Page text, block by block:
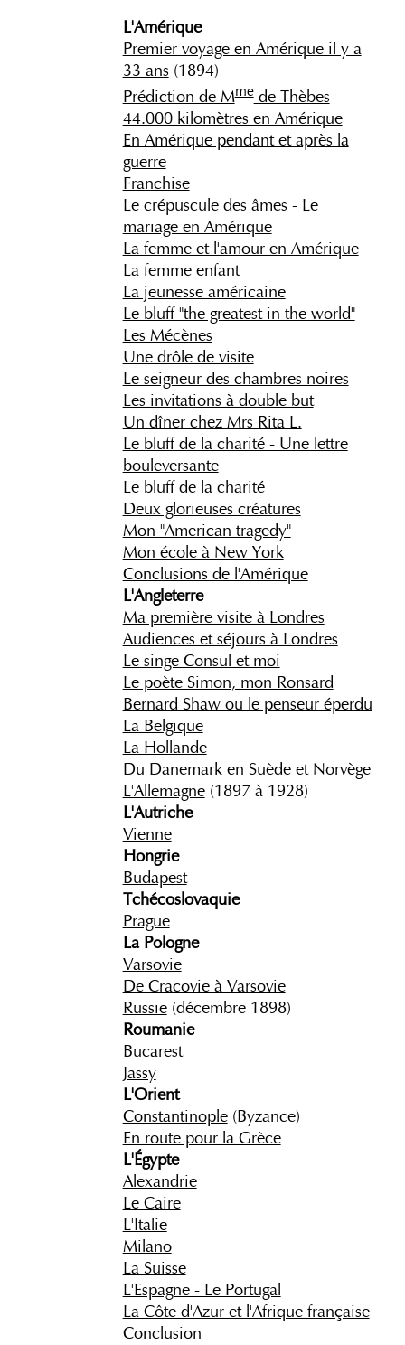
L'Amérique
Premier voyage en Amérique il y a
33 ans (1894)
Prédiction de Mmede Thèbes
44.000 kilomètres en Amérique
En Amérique pendant et après la
guerre
Franchise
Le crépuscule des âmes - Le
mariage en Amérique
La femme et l'amour en Amérique
La femme enfant
La jeunesse américaine
Le bluff "the greatest in the world"
Les Mécènes
Une drôle de visite
Le seigneur des chambres noires
Les invitations à double but
Un dîner chez Mrs Rita L.
Le bluff de la charité - Une lettre
bouleversante
Le bluff de la charité
Deux glorieuses créatures
Mon "American tragedy"
Mon école à New York
Conclusions de l'Amérique
L'Angleterre
Ma première visite à Londres
Audiences et séjours à Londres
Le singe Consul et moi
Le poète Simon, mon Ronsard
Bernard Shaw ou le penseur éperdu
La Belgique
La Hollande
Du Danemark en Suède et Norvège
L'Allemagne(1897 à 1928)
L'Autriche
Vienne
Hongrie
Budapest
Tchécoslovaquie
Prague
La Pologne
Varsovie
De Cracovie à Varsovie
Russie(décembre 1898)
Roumanie
Bucarest
Jassy
L'Orient
Constantinople(Byzance)
En route pour la Grèce
L'Égypte
Alexandrie
Le Caire
L'Italie
Milano
La Suisse
L'Espagne - Le Portugal
La Côte d'Azur et l'Afrique française
Conclusion